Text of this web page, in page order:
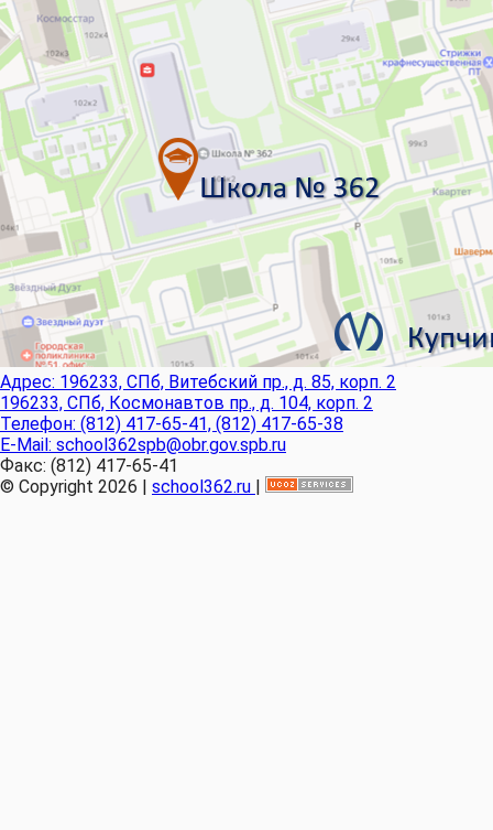
Адрес: 196233, СПб, Витебский пр., д. 85, корп. 2
196233, СПб, Космонавтов пр., д. 104, корп. 2
Телефон: (812) 417-65-41, (812) 417-65-38
E-Mail: school362spb@obr.gov.spb.ru
Факс: (812) 417-65-41
© Copyright 2026 | school362.ru |